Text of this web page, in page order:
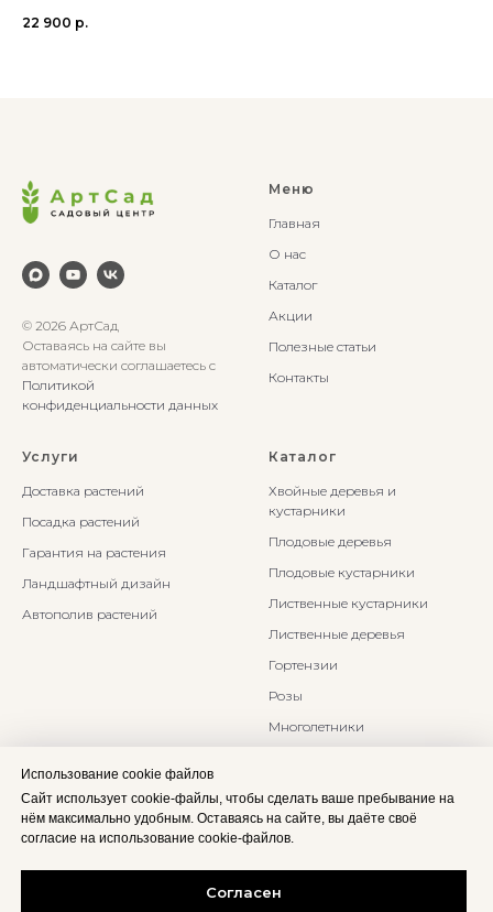
22 900 р.
© 2026 АртСад
Оставаясь на сайте вы
автоматически соглашаетесь с
Политикой
конфиденциальности данных
Меню
Главная
О нас
Каталог
Акции
Полезные статьи
Контакты
Услуги
Доставка растений
Посадка растений
Гарантия на растения
Ландшафтный дизайн
Автополив растений
Каталог
Хвойные деревья и
кустарники
Плодовые деревья
Плодовые кустарники
Лиственные кустарники
Лиственные деревья
Гортензии
Розы
Многолетники
Использование cookie файлов
Сайт использует cookie-файлы, чтобы сделать ваше пребывание на
нём максимально удобным. Оставаясь на сайте, вы даёте своё
согласие на использование cookie-файлов.
Согласен